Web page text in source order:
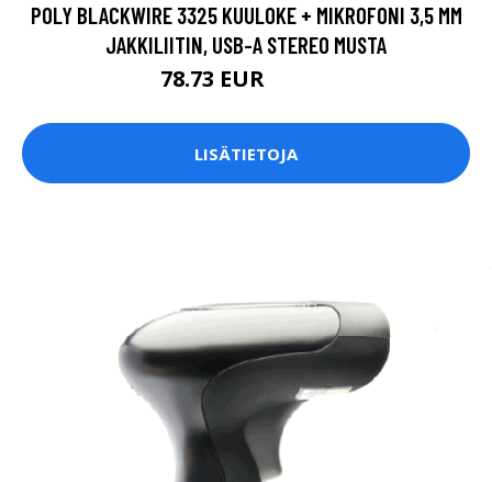
POLY BLACKWIRE 3325 KUULOKE + MIKROFONI 3,5 MM
JAKKILIITIN, USB-A STEREO MUSTA
78.73 EUR
LISÄTIETOJA